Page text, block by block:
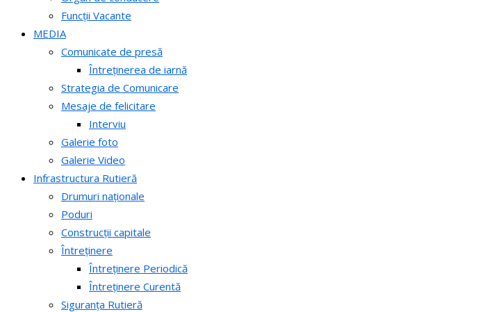
Funcții Vacante
MEDIA
Comunicate de presă
Întreținerea de iarnă
Strategia de Comunicare
Mesaje de felicitare
Interviu
Galerie foto
Galerie Video
Infrastructura Rutieră
Drumuri naționale
Poduri
Construcții capitale
Întreținere
Întreținere Periodică
Întreținere Curentă
Siguranța Rutieră